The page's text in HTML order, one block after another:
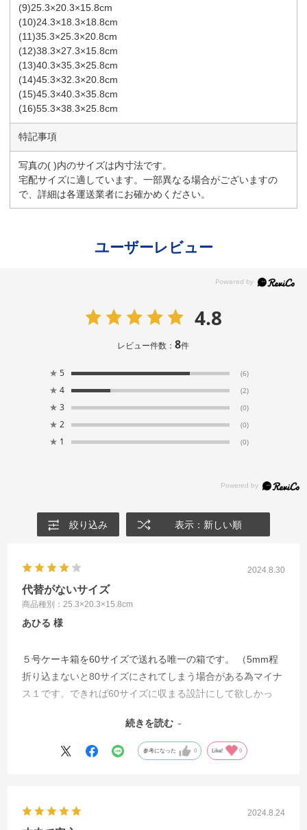
(9)25.3×20.3×15.8cm
(10)24.3×18.3×18.8cm
(11)35.3×25.3×20.8cm
(12)38.3×27.3×15.8cm
(13)40.3×35.3×25.8cm
(14)45.3×32.3×20.8cm
(15)45.3×40.3×35.8cm
(16)55.3×38.3×25.8cm
特記事項
写真の( )内のサイズは内寸法です。
宅配サイズに適しています。一部異なる場合がございますの
で、詳細は各運送業者にお確かめください。
ユーザーレビュー
4.8
レビュー件数：8件
★ 5 (6)
★ 4 (2)
★ 3 (0)
★ 2 (0)
★ 1 (0)
絞り込み 表示：新しい順
2024.8.30
代替がないサイズ
商品種別：25.3×20.3×15.8cm
あひる
５号ケーキ箱を60サイズで送れる唯一の箱です。 （5mm程
折り込まないと80サイズにされてしまう場合がある為マイナ
ス１です。できれば60サイズに収まる設計にして欲しかっ
ず、20年近くこちらで購入しています。
続きを読む
参考になった 0 Like! 0
2024.8.24